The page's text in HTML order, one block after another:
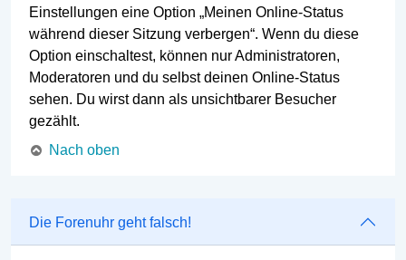
Einstellungen eine Option „Meinen Online-Status
während dieser Sitzung verbergen“. Wenn du diese
Option einschaltest, können nur Administratoren,
Moderatoren und du selbst deinen Online-Status
sehen. Du wirst dann als unsichtbarer Besucher
gezählt.
Nach oben
Die Forenuhr geht falsch!